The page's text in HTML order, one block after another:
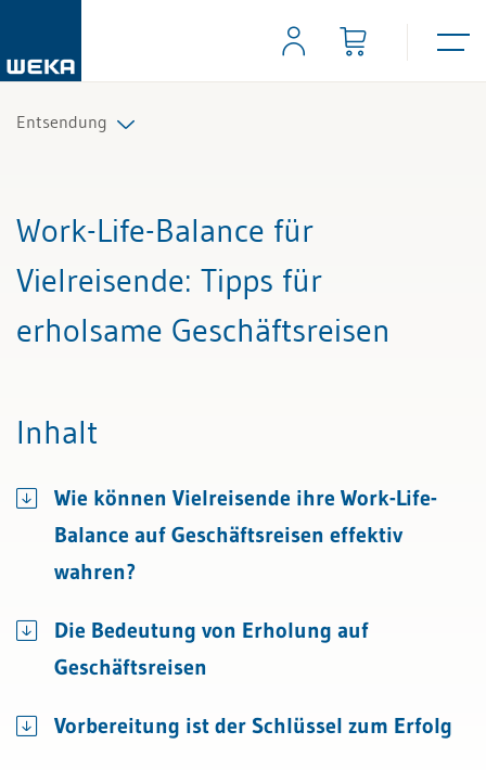
Entsendung
Alle Fachexperten
Work-Life-Balance für
Vielreisende: Tipps für
erholsame Geschäftsreisen
Inhalt
Wie können Vielreisende ihre Work-Life-
Balance auf Geschäftsreisen effektiv
wahren?
Die Bedeutung von Erholung auf
Geschäftsreisen
Vorbereitung ist der Schlüssel zum Erfolg